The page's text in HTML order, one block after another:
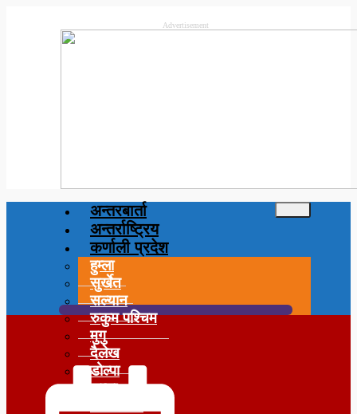
Advertisement
अन्तरबार्ता
अन्तर्राष्ट्रिय
कर्णाली प्रदेश
हुम्ला
सुर्खेत
सल्यान
रुकुम पश्चिम
मुगु
दैलेख
डोल्पा
जुम्ला